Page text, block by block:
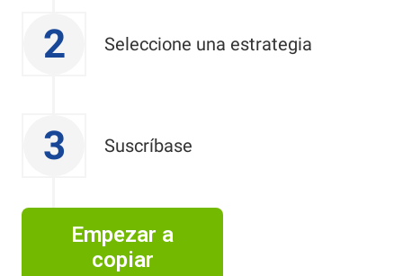
2
3
Empezar a
copiar
Seleccione una estrategia
Suscríbase